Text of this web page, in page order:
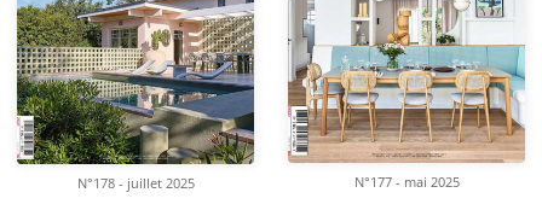
N°178 - juillet 2025 N°177 - mai 2025